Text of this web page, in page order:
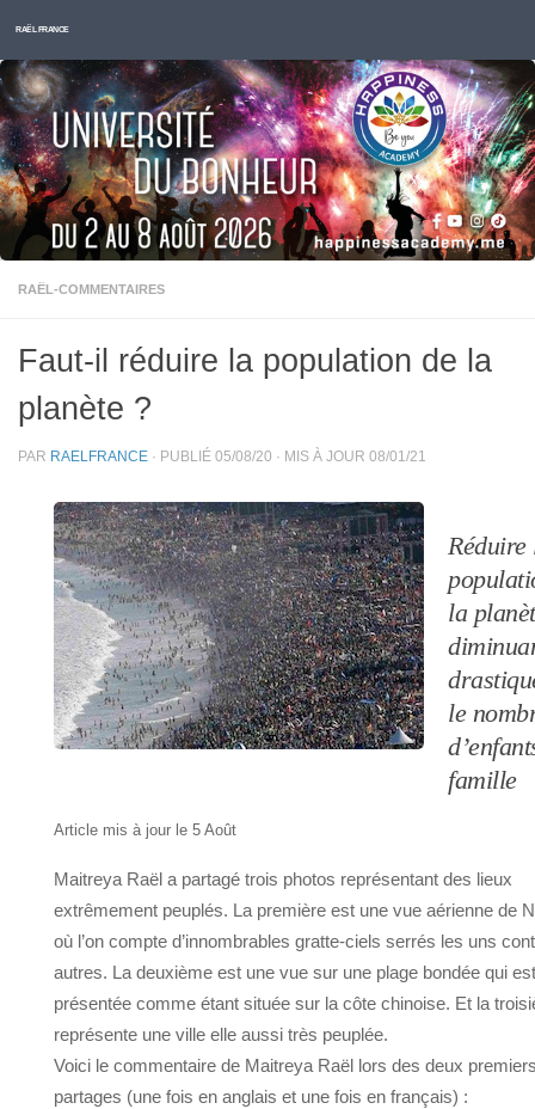
Skip to content
RAËL FRANCE
RAËL-COMMENTAIRES
Faut-il réduire la population de la
planète ?
PAR RAELFRANCE · PUBLIÉ 05/08/20 · MIS À JOUR 08/01/21
Réduire
la
le
famille
Article mis à jour le 5 Août
Maitreya Raël a partagé trois photos représentant des lieux
extrêmement peuplés. La première est une vue aérienne de
où l’on compte d’innombrables gratte-ciels serrés les uns
autres. La deuxième est une vue sur une plage bondée qui est
présentée comme étant située sur la côte chinoise. Et la
représente une ville elle aussi très peuplée.
Voici le commentaire de Maitreya Raël lors des deux
partages (une fois en anglais et une fois en français) :